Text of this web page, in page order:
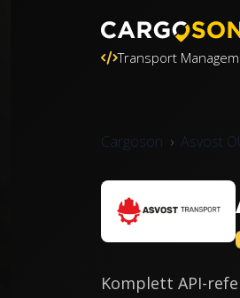
Transport
Cargoson Asvost
Komplett API-